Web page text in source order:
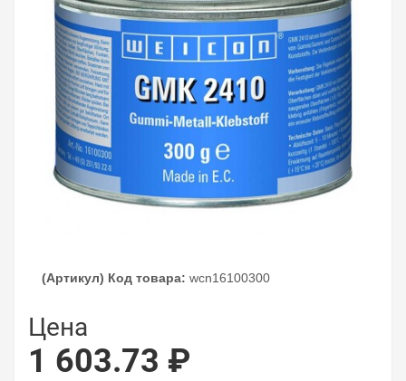
(Артикул) Код товара: wcn16100300
Цена
1 603.73 ₽